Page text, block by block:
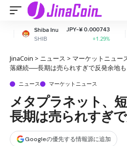
JPY-¥ 0.000743
+1.29%
Bitcoin
BTC
JinaCoin > ニュース > マーケットニュー
落継続──長期は売られすぎで反発余地も
ニュース マーケットニュース
メタプラネット、
長期は売られすぎ
Googleの優先する情報源に追加